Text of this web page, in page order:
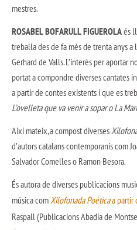
mestres.
ROSABEL BOFARULL FIGUEROLAés
treballa des de fa més de trenta anys
Gerhard de Valls. L’interès per aportar
portat a compondre diverses cantates
a partir de contes existents i que es
L’ovelleta que va venir a sopar o La
Així mateix, a compost diverses
d’autors catalans contemporanis com
Salvador Comelles o Ramon Besora.
És autora de diverses publicacions
música com Xilofonada Poèticaa partir
Raspall (Publicacions Abadia de